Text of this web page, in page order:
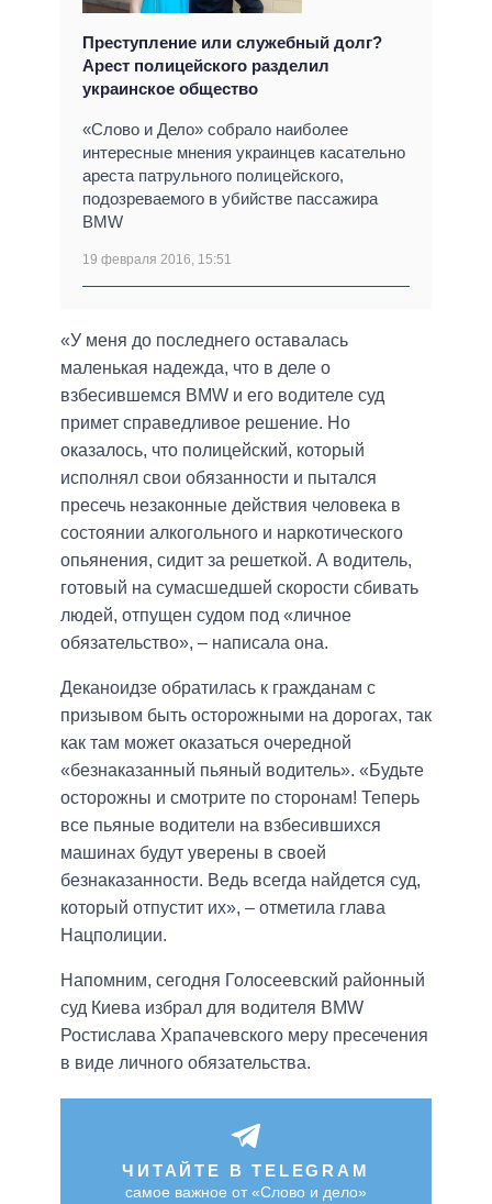
Преступление или служебный долг?
Арест полицейского разделил
украинское общество
«Слово и Дело» собрало наиболее
интересные мнения украинцев касательно
ареста патрульного полицейского,
подозреваемого в убийстве пассажира
BMW
19 февраля 2016, 15:51
«У меня до последнего оставалась
маленькая надежда, что в деле о
взбесившемся BMW и его водителе суд
примет справедливое решение. Но
оказалось, что полицейский, который
исполнял свои обязанности и пытался
пресечь незаконные действия человека в
состоянии алкогольного и наркотического
опьянения, сидит за решеткой. А водитель,
готовый на сумасшедшей скорости сбивать
людей, отпущен судом под «личное
обязательство», – написала она.
Деканоидзе обратилась к гражданам с
призывом быть осторожными на дорогах, так
как там может оказаться очередной
«безнаказанный пьяный водитель». «Будьте
осторожны и смотрите по сторонам! Теперь
все пьяные водители на взбесившихся
машинах будут уверены в своей
безнаказанности. Ведь всегда найдется суд,
который отпустит их», – отметила глава
Нацполиции.
Напомним, сегодня Голосеевский районный
суд Киева избрал для водителя BMW
Ростислава Храпачевского меру пресечения
в виде личного обязательства.
ЧИТАЙТЕ В TELEGRAM
самое важное от «Слово и дело»